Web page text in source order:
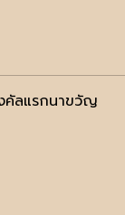
คัลแรกนาขวัญ